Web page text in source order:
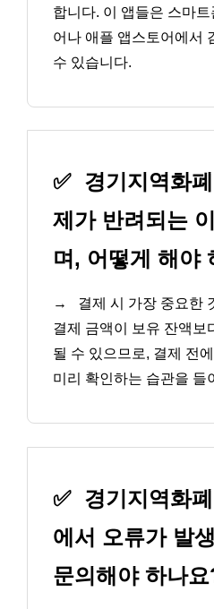
합니다. 이 앱들은 스마
어나 애플 앱스토어에서
수 있습니다.
✅ 경기지역화
제가 반려되는
며, 어떻게 해야
→
결제 시 가장 중요한
결제 금액이 보유 잔액보
될 수 있으므로, 결제 전
미리 확인하는 습관을 들
✅ 경기지역화
에서 오류가 발
문의해야 하나